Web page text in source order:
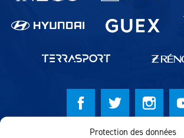
Protection des données